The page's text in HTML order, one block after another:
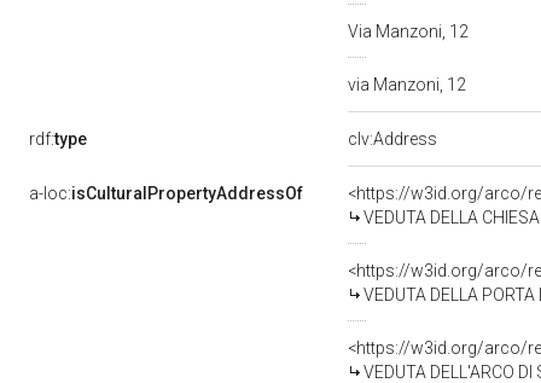
Via Manzoni, 12
via Manzoni, 12
rdf:type clv:Address
a-loc:isCulturalPropertyAddressOf
<https://w3id.org/arco/
VEDUTA DELLA
<https://w3id.org/arco/
VEDUTA DELLA
<https://w3id.org/arco/
VEDUTA DELL'ARCO